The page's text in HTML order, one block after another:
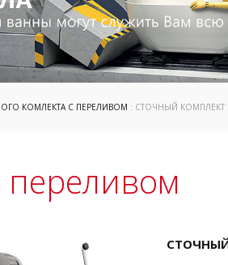
КОМЛЕКТА С ПЕРЕЛИВОМ : СТОЧНЫЙ КОМПЛЕКТ
переливом